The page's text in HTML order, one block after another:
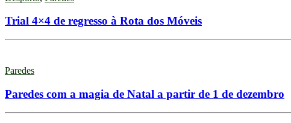
Trial 4×4 de regresso à Rota dos Móveis
Paredes
Paredes com a magia de Natal a partir de 1 de dezembro